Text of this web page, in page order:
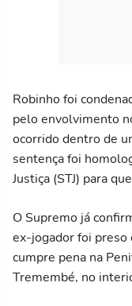
Robinho foi
pelo envolvimento
ocorrido dentro de
sentença foi
Justiça (STJ) para
O Supremo já
ex-jogador foi preso
cumpre pena na
Tremembé, no